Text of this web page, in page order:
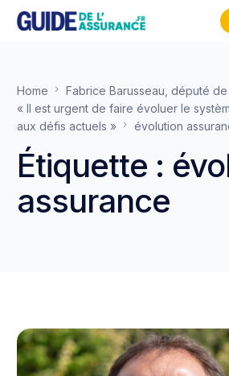
Home
Fabrice Barusseau, député
« Il est urgent de faire évoluer le
aux défis actuels »
évolution
Étiquette :
assurance